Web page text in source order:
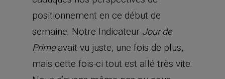
positionnement en ce début de
semaine. Notre Indicateur Jour de
Primeavait vu juste, une fois de plus,
mais cette fois-ci tout est allé très vite.